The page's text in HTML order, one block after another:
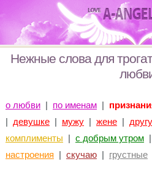
Нежные слова для
о любви| по именам|
| девушке| мужу| жене| другу
комплименты | с добрым утром|
настроения | скучаю| грустные